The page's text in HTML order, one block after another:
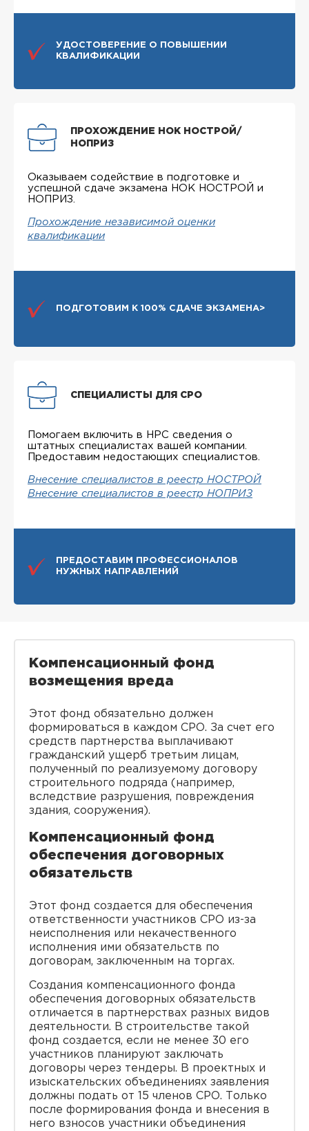
УДОСТОВЕРЕНИЕ О ПОВЫШЕНИИ
КВАЛИФИКАЦИИ
ПРОХОЖДЕНИЕ НОК НОСТРОЙ/
НОПРИЗ
Оказываем содействие в подготовке и
успешной сдаче экзамена НОК НОСТРОЙ и
НОПРИЗ.
Прохождение независимой оценки
квалификации
ПОДГОТОВИМ К 100% СДАЧЕ ЭКЗАМЕНА>
СПЕЦИАЛИСТЫ ДЛЯ СРО
Помогаем включить в НРС сведения о
штатных специалистах вашей компании.
Предоставим недостающих специалистов.
Внесение специалистов в реестр НОСТРОЙ
Внесение специалистов в реестр НОПРИЗ
ПРЕДОСТАВИМ ПРОФЕССИОНАЛОВ
НУЖНЫХ НАПРАВЛЕНИЙ
Компенсационный фонд
возмещения вреда
Этот фонд обязательно должен
формироваться в каждом СРО. За счет его
средств партнерства выплачивают
гражданский ущерб третьим лицам,
полученный по реализуемому договору
строительного подряда (например,
вследствие разрушения, повреждения
здания, сооружения).
Компенсационный фонд
обеспечения договорных
обязательств
Этот фонд создается для обеспечения
ответственности участников СРО из-за
неисполнения или некачественного
исполнения ими обязательств по
договорам, заключенным на торгах.
Создания компенсационного фонда
обеспечения договорных обязательств
отличается в партнерствах разных видов
деятельности. В строительстве такой
фонд создается, если не менее 30 его
участников планируют заключать
договоры через тендеры. В проектных и
изыскательских объединениях заявления
должны подать от 15 членов СРО. Только
после формирования фонда и внесения в
него взносов участники объединения